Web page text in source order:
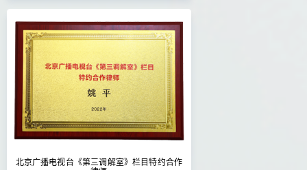
北京广播电视台《第三调解室》栏目特约合作